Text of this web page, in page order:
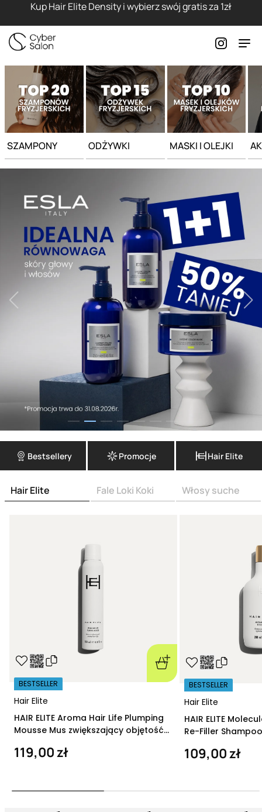
Kup Hair Elite Density i wybierz swój gratis za 1zł
SZAMPONY ODŻYWKI MASKI I OLEJKI
Bestsellery Promocje Hair Elite
Hair Elite Fale Loki Koki Włosy suche
Hair Elite
BESTSELLER
HAIR ELITE Aroma Hair Life Plumping
Mousse Mus zwiększający objętość
119,00 zł
Hair Elite
BESTSELLER
HAIR ELITE
Re-Filler
109,00 zł
Strona główna - Cyber Salon